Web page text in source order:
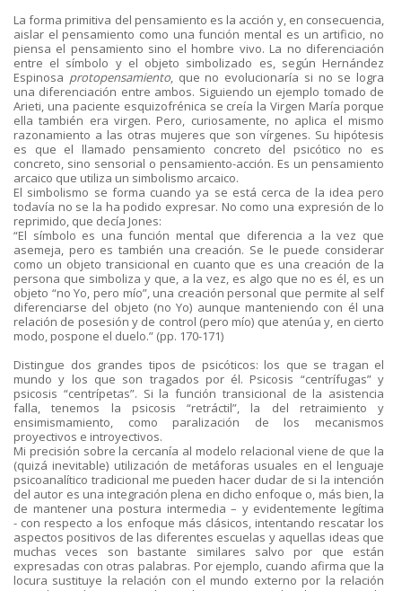
La forma primitiva del pensamiento es la acción y, en consecuencia,
aislar el pensamiento como una función mental es un artificio, no
piensa el pensamiento sino el hombre vivo. La no diferenciación
entre el símbolo y el objeto simbolizado es, según Hernández
Espinosa protopensamiento, que no evolucionaría si no se logra
una diferenciación entre ambos. Siguiendo un ejemplo tomado de
Arieti, una paciente esquizofrénica se creía la Virgen María porque
ella también era virgen. Pero, curiosamente, no aplica el mismo
razonamiento a las otras mujeres que son vírgenes. Su hipótesis
es que el llamado pensamiento concreto del psicótico no es
concreto, sino sensorial o pensamiento-acción. Es un pensamiento
arcaico que utiliza un simbolismo arcaico.
El simbolismo se forma cuando ya se está cerca de la idea pero
todavía no se la ha podido expresar. No como una expresión de lo
reprimido, que decía Jones:
“El símbolo es una función mental que diferencia a la vez que
asemeja, pero es también una creación. Se le puede considerar
como un objeto transicional en cuanto que es una creación de la
persona que simboliza y que, a la vez, es algo que no es él, es un
objeto “no Yo, pero mío”, una creación personal que permite al self
diferenciarse del objeto (no Yo) aunque manteniendo con él una
relación de posesión y de control (pero mío) que atenúa y, en cierto
modo, pospone el duelo.” (pp. 170-171)
Distingue dos grandes tipos de psicóticos: los que se tragan el
mundo y los que son tragados por él. Psicosis “centrífugas” y
psicosis “centrípetas”. Si la función transicional de la asistencia
falla, tenemos la psicosis “retráctil”, la del retraimiento y
ensimismamiento, como paralización de los mecanismos
proyectivos e introyectivos.
Mi precisión sobre la cercanía al modelo relacional viene de que la
(quizá inevitable) utilización de metáforas usuales en el lenguaje
psicoanalítico tradicional me pueden hacer dudar de si la intención
del autor es una integración plena en dicho enfoque o, más bien, la
de mantener una postura intermedia – y evidentemente legítima
- con respecto a los enfoque más clásicos, intentando rescatar los
aspectos positivos de las diferentes escuelas y aquellas ideas que
muchas veces son bastante similares salvo por que están
expresadas con otras palabras. Por ejemplo, cuando afirma que la
locura sustituye la relación con el mundo externo por la relación